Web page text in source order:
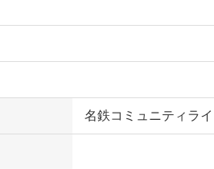
名鉄コミュニティライ